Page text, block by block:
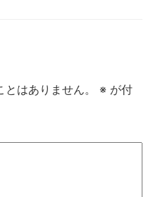
はありません。 ※ が付